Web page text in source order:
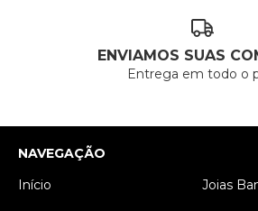
ENVIAMOS SUAS
Entrega em todo o
NAVEGAÇÃO
Início
Joias